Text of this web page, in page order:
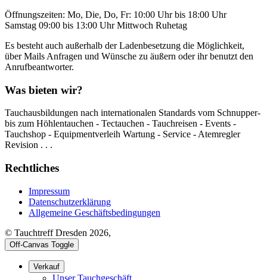
Öffnungszeiten: Mo, Die, Do, Fr: 10:00 Uhr bis 18:00 Uhr
Samstag 09:00 bis 13:00 Uhr Mittwoch Ruhetag
Es besteht auch außerhalb der Ladenbesetzung die Möglichkeit,
über Mails Anfragen und Wünsche zu äußern oder ihr benutzt den
Anrufbeantworter.
Was bieten wir?
Tauchausbildungen nach internationalen Standards vom Schnupper-
bis zum Höhlentauchen - Tectauchen - Tauchreisen - Events -
Tauchshop - Equipmentverleih Wartung - Service - Atemregler
Revision . . .
Rechtliches
Impressum
Datenschutzerklärung
Allgemeine Geschäftsbedingungen
© Tauchtreff Dresden 2026,
Off-Canvas Toggle
Verkauf
Unser Tauchgeschäft